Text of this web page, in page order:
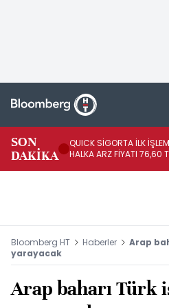
SON
DAKİKA
QUICK SİGORTA İLK
HALKA ARZ FİYATI 76,60
Bloomberg HT Haberler
Arap
yarayacak
Arap baharı Türk